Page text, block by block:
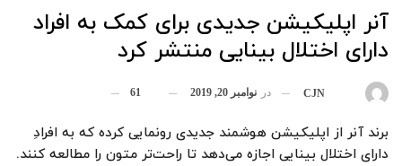
آنر اپلیکیشن جدیدی برای کمک به افراد
دارای اختلال بینایی منتشر کرد
CJN در نوامبر 20, 2019 61
برند آنر از اپلیکیشن هوشمند جدیدی رونمایی کرده که به افرادِ
دارای اختلال بینایی اجازه می‌دهد تا راحت‌تر متون را مطالعه کنند.